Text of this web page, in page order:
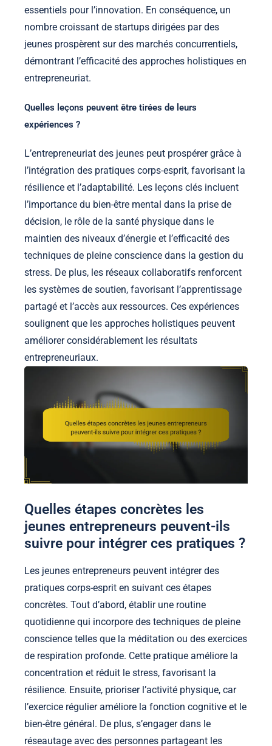
essentiels pour l’innovation. En conséquence, un
nombre croissant de startups dirigées par des
jeunes prospèrent sur des marchés concurrentiels,
démontrant l’efficacité des approches holistiques en
entrepreneuriat.
Quelles leçons peuvent être tirées de leurs
expériences ?
L’entrepreneuriat des jeunes peut prospérer grâce à
l’intégration des pratiques corps-esprit, favorisant la
résilience et l’adaptabilité. Les leçons clés incluent
l’importance du bien-être mental dans la prise de
décision, le rôle de la santé physique dans le
maintien des niveaux d’énergie et l’efficacité des
techniques de pleine conscience dans la gestion du
stress. De plus, les réseaux collaboratifs renforcent
les systèmes de soutien, favorisant l’apprentissage
partagé et l’accès aux ressources. Ces expériences
soulignent que les approches holistiques peuvent
améliorer considérablement les résultats
entrepreneuriaux.
Quelles étapes concrètes les
jeunes entrepreneurs peuvent-ils
suivre pour intégrer ces pratiques ?
Les jeunes entrepreneurs peuvent intégrer des
pratiques corps-esprit en suivant ces étapes
concrètes. Tout d’abord, établir une routine
quotidienne qui incorpore des techniques de pleine
conscience telles que la méditation ou des exercices
de respiration profonde. Cette pratique améliore la
concentration et réduit le stress, favorisant la
résilience. Ensuite, prioriser l’activité physique, car
l’exercice régulier améliore la fonction cognitive et le
bien-être général. De plus, s’engager dans le
réseautage avec des personnes partageant les